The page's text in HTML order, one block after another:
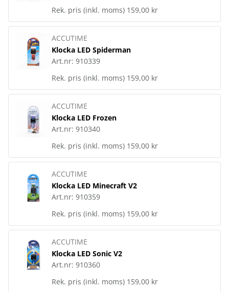
Rek. pris (inkl. moms) 159,00 kr
ACCUTIME
Klocka LED Spiderman
Art.nr: 910339
Rek. pris (inkl. moms) 159,00 kr
ACCUTIME
Klocka LED Frozen
Art.nr: 910340
Rek. pris (inkl. moms) 159,00 kr
ACCUTIME
Klocka LED Minecraft V2
Art.nr: 910359
Rek. pris (inkl. moms) 159,00 kr
ACCUTIME
Klocka LED Sonic V2
Art.nr: 910360
Rek. pris (inkl. moms) 159,00 kr